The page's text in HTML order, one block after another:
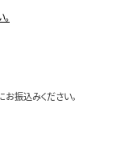
振込みください。